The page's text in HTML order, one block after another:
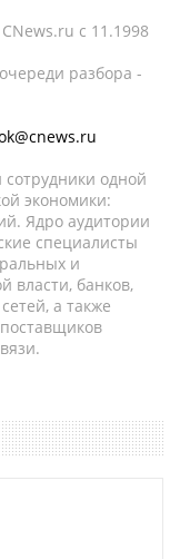
c 11.1998
разбора -
одной
экономики:
Ядро аудитории
специалисты
и
власти, банков,
а также